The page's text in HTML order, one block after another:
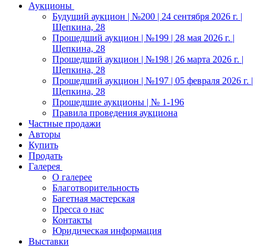
Аукционы
Будущий аукцион | №200 | 24 сентября 2026 г. |
Щепкина, 28
Прошедший аукцион | №199 | 28 мая 2026 г. |
Щепкина, 28
Прошедший аукцион | №198 | 26 марта 2026 г. |
Щепкина, 28
Прошедший аукцион | №197 | 05 февраля 2026 г. |
Щепкина, 28
Прошедшие аукционы | № 1-196
Правила проведения аукциона
Частные продажи
Авторы
Купить
Продать
Галерея
О галерее
Благотворительность
Багетная мастерская
Пресса о нас
Контакты
Юридическая информация
Выставки